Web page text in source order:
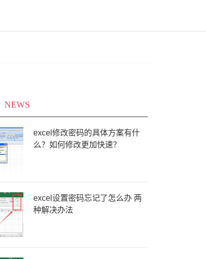
NEWS
excel修改密码的具体方案有什
么？如何修改更加快速？
excel设置密码忘记了怎么办 两
种解决办法